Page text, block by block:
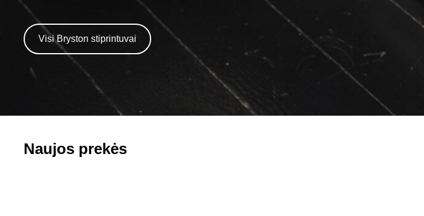
​Visi Bryston stiprintuvai​
Naujos prekės